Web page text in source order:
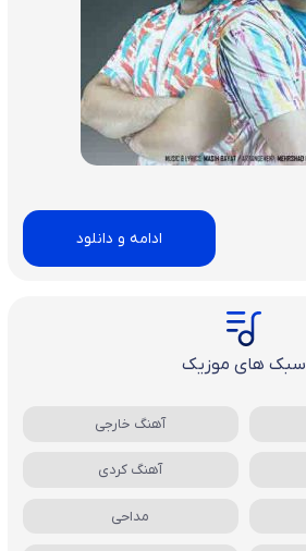
ادامه و دانلود
سبک های موزیک
آهنگ خارجی
آهنگ کردی
مداحی